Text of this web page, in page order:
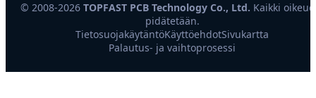
© 2008-2026 TOPFAST PCB Technology Co., Ltd. Kaikki
pidätetään.
TietosuojakäytäntöKäyttöehdotSivukartta
Palautus- ja vaihtoprosessi